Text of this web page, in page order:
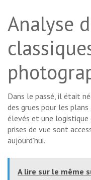
Analyse
Dans le passé, il était
des grues pour les
élevés et une logistique
prises de vue sont
aujourd’hui.
A lire sur le même